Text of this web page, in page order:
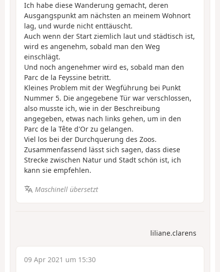
Ich habe diese Wanderung gemacht, deren
Ausgangspunkt am nächsten an meinem Wohnort
lag, und wurde nicht enttäuscht.
Auch wenn der Start ziemlich laut und städtisch ist,
wird es angenehm, sobald man den Weg
einschlägt.
Und noch angenehmer wird es, sobald man den
Parc de la Feyssine betritt.
Kleines Problem mit der Wegführung bei Punkt
Nummer 5. Die angegebene Tür war verschlossen,
also musste ich, wie in der Beschreibung
angegeben, etwas nach links gehen, um in den
Parc de la Tête d'Or zu gelangen.
Viel los bei der Durchquerung des Zoos.
Zusammenfassend lässt sich sagen, dass diese
Strecke zwischen Natur und Stadt schön ist, ich
kann sie empfehlen.
Maschinell übersetzt
liliane.clarens
09 Apr 2021 um 15:30